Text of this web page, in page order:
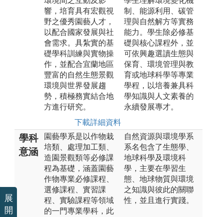
響，培育具有宏觀視
野之優秀園藝人才，
以配合國家發展與社
會需求。具紮實的基
礎學科訓練與實物操
作，並配合宜蘭地區
豐富的自然生態景觀
環境與世界發展趨
勢，積極務實結合地
方進行研究。
下載詳細資料
制、能源利用、碳管
理與自然解方等實務
能力。學生除必修基
礎與核心課程外，並
可依興趣選讀生態與
保育、環境管理與教
育或地球科學等專業
學程，以培養兼具科
學知識與人文素養的
永續發展專才。
學科
意涵
園藝學系是以作物栽
培類、處理加工類、
造園景觀類等必修課
程為基礎，涵蓋園藝
作物專業必修課程、
選修課程、實習課
程、實驗課程等領域
的一門專業學科，此
自然資源與環境學系
系名包含了生態學、
地球科學及環境科
學，主要在學習生
態、地球物質與環境
之知識與彼此的關聯
性，並且進行實踐。
展
開